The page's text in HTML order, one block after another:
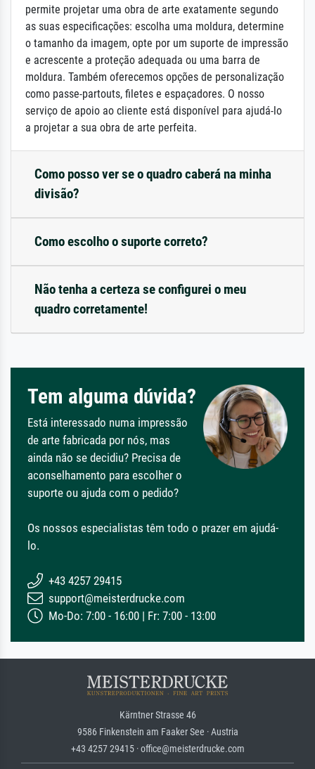
permite projetar uma obra de arte exatamente segundo
as suas especificações: escolha uma moldura, determine
o tamanho da imagem, opte por um suporte de impressão
e acrescente a proteção adequada ou uma barra de
moldura. Também oferecemos opções de personalização
como passe-partouts, filetes e espaçadores. O nosso
serviço de apoio ao cliente está disponível para ajudá-lo
a projetar a sua obra de arte perfeita.
Como posso ver se o quadro caberá na minha
divisão?
Como escolho o suporte correto?
Não tenha a certeza se configurei o meu
quadro corretamente!
Tem alguma dúvida?
Está interessado numa impressão
de arte fabricada por nós, mas
ainda não se decidiu? Precisa de
aconselhamento para escolher o
suporte ou ajuda com o pedido?
Os nossos especialistas têm todo o prazer em ajudá-
lo.
+43 4257 29415
support@meisterdrucke.com
Mo-Do: 7:00 - 16:00 | Fr: 7:00 - 13:00
Kärntner Strasse 46
9586 Finkenstein am Faaker See · Austria
+43 4257 29415 · office@meisterdrucke.com